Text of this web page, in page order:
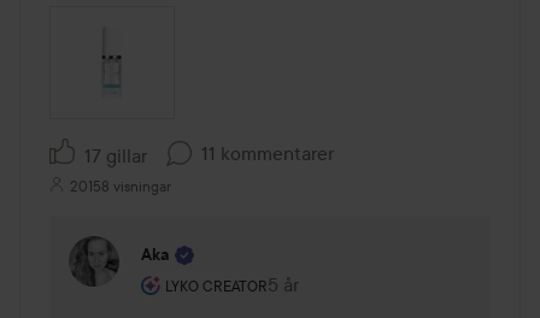
17 gillar 11 kommentarer
20158 visningar
Aka
LYKO CREATOR
Användarens roll: Lyko Creator.
5 år
Kommentaren lades 5 år